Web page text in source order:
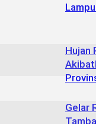
Hujan
Gelar